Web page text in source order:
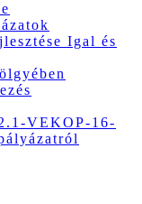
Igal és
VEKOP-16-